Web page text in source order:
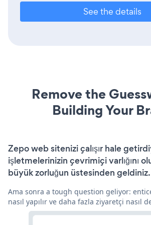
See the details
Remove the
Building Your
Zepo web sitenizi çalışır hale
işletmelerinizin çevrimiçi varlığını
büyük zorluğun üstesinden
Ama sonra a tough question geliyor:
nasıl yapılır ve daha fazla ziyaretçi nasıl